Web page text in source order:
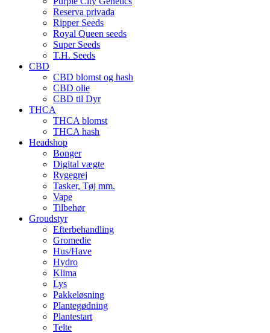
Reserva privada
Ripper Seeds
Royal Queen seeds
Super Seeds
T.H. Seeds
CBD
CBD blomst og hash
CBD olie
CBD til Dyr
THCA
THCA blomst
THCA hash
Headshop
Bonger
Digital vægte
Rygegrej
Tasker, Tøj mm.
Vape
Tilbehør
Groudstyr
Efterbehandling
Gromedie
Hus/Have
Hydro
Klima
Lys
Pakkeløsning
Plantegødning
Plantestart
Telte